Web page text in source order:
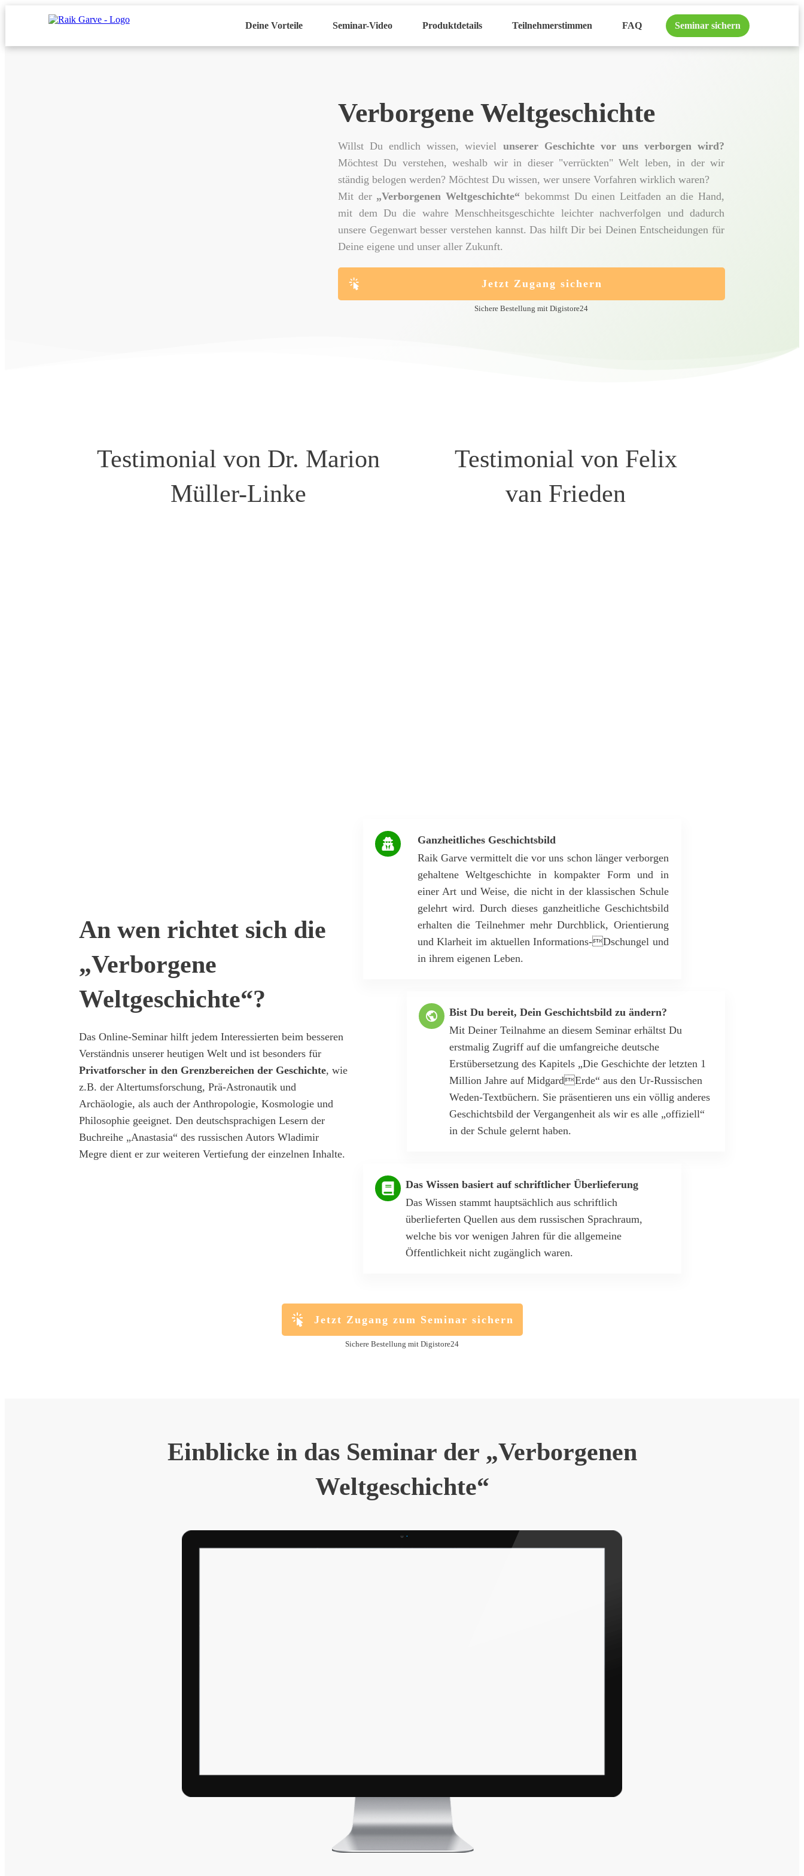
Deine Vorteile Seminar-Video Produktdetails Teilnehmerstimmen FAQ Seminar sichern
Verborgene Weltgeschichte
Willst Du endlich wissen, wieviel unserer Geschichte vor uns verborgen wird?
Möchtest Du verstehen, weshalb wir in dieser "verrückten" Welt leben, in der wir
ständig belogen werden? Möchtest Du wissen, wer unsere Vorfahren wirklich waren?
Mit der „Verborgenen Weltgeschichte“ bekommst Du einen Leitfaden an die Hand,
mit dem Du die wahre Menschheitsgeschichte leichter nachverfolgen und dadurch
unsere Gegenwart besser verstehen kannst. Das hilft Dir bei Deinen Entscheidungen für
Deine eigene und unser aller Zukunft.
Jetzt Zugang sichern
Sichere Bestellung mit Digistore24
Testimonial von Dr. Marion
Müller-Linke
Testimonial von Felix
van Frieden
An wen richtet sich die
„Verborgene
Weltgeschichte“?
Das Online-Seminar hilft jedem Interessierten beim besseren
Verständnis unserer heutigen Welt und ist besonders für
Privatforscher in den Grenzbereichen der Geschichte, wie
z.B. der Altertumsforschung, Prä-Astronautik und
Archäologie, als auch der Anthropologie, Kosmologie und
Philosophie geeignet. Den deutschsprachigen Lesern der
Buchreihe „Anastasia“ des russischen Autors Wladimir
Megre dient er zur weiteren Vertiefung der einzelnen Inhalte.
Ganzheitliches Geschichtsbild
Raik Garve vermittelt die vor uns schon länger verborgen
gehaltene Weltgeschichte in kompakter Form und in
einer Art und Weise, die nicht in der klassischen Schule
gelehrt wird. Durch dieses ganzheitliche Geschichtsbild
erhalten die Teilnehmer mehr Durchblick, Orientierung
und Klarheit im aktuellen Informations-Dschungel und
in ihrem eigenen Leben.
Bist Du bereit, Dein Geschichtsbild zu ändern?
Mit Deiner Teilnahme an diesem Seminar erhältst Du
erstmalig Zugriff auf die umfangreiche deutsche
Erstübersetzung des Kapitels „Die Geschichte der letzten 1
Million Jahre auf MidgardErde“ aus den Ur-Russischen
Weden-Textbüchern. Sie präsentieren uns ein völlig anderes
Geschichtsbild der Vergangenheit als wir es alle „offiziell“
in der Schule gelernt haben.
Das Wissen basiert auf schriftlicher Überlieferung
Das Wissen stammt hauptsächlich aus schriftlich
überlieferten Quellen aus dem russischen Sprachraum,
welche bis vor wenigen Jahren für die allgemeine
Öffentlichkeit nicht zugänglich waren.
Jetzt Zugang zum Seminar sichern
Sichere Bestellung mit Digistore24
Einblicke in das Seminar der „Verborgenen
Weltgeschichte“